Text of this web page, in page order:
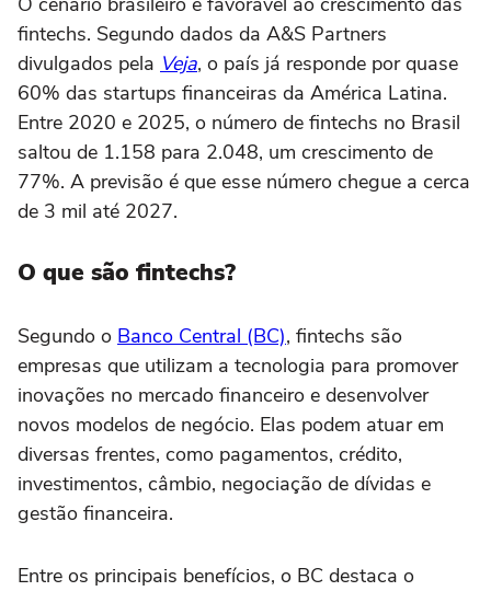
fintechs. Segundo dados da A&S Partners
divulgados pela Veja, o país já responde por quase
60% das startups financeiras da América Latina.
Entre 2020 e 2025, o número de fintechs no Brasil
saltou de 1.158 para 2.048, um crescimento de
77%. A previsão é que esse número chegue a cerca
de 3 mil até 2027.
O que são fintechs?
Segundo o Banco Central (BC), fintechs são
empresas que utilizam a tecnologia para promover
inovações no mercado financeiro e desenvolver
novos modelos de negócio. Elas podem atuar em
diversas frentes, como pagamentos, crédito,
investimentos, câmbio, negociação de dívidas e
gestão financeira.
Entre os principais benefícios, o BC destaca o